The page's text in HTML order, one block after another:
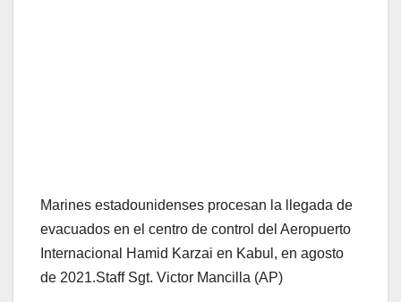
Marines estadounidenses procesan la llegada de
evacuados en el centro de control del Aeropuerto
Internacional Hamid Karzai en Kabul, en agosto
de 2021.Staff Sgt. Victor Mancilla (AP)